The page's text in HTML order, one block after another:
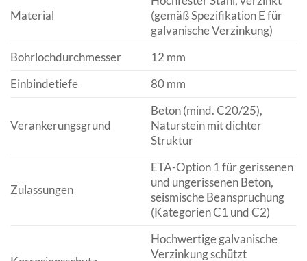
Material
(gemäß Spezifikation E für
galvanische Verzinkung)
Bohrlochdurchmesser
12 mm
Einbindetiefe
80 mm
Verankerungsgrund
Beton (mind. C20/25),
Naturstein mit dichter
Struktur
Zulassungen
ETA-Option 1 für gerissenen
und ungerissenen Beton,
seismische Beanspruchung
(Kategorien C1 und C2)
Hochwertige galvanische
Verzinkung schützt